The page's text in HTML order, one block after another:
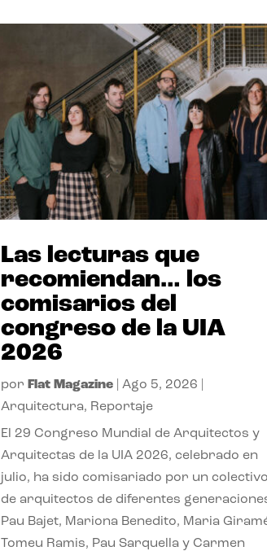
Las lecturas que
recomiendan… los
comisarios del
congreso de la UIA
2026
por Flat Magazine| Ago 5, 2026
Arquitectura, Reportaje
El 29 Congreso Mundial de Arquitectos y
Arquitectas de la UIA 2026, celebrado en
julio, ha sido comisariado por un
de arquitectos de diferentes
Pau Bajet, Mariona Benedito, Maria
Tomeu Ramis, Pau Sarquella y Carmen